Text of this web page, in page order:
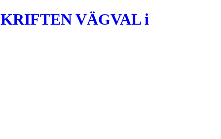
VÄGVAL i